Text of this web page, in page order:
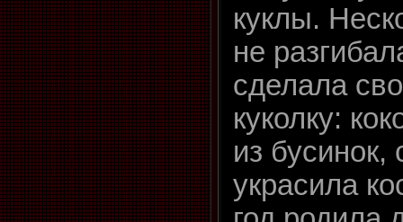
куклы.
не
сделала
куколку:
из
украсила